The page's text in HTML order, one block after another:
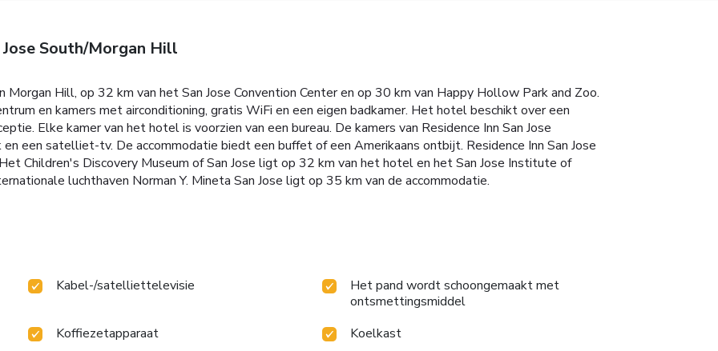
South/Morgan Hill
Morgan Hill, op 32 km van het San Jose Convention Center en op 30 km van Happy Hollow Park and Zoo.
en kamers met airconditioning, gratis WiFi en een eigen badkamer. Het hotel beschikt over een
Elke kamer van het hotel is voorzien van een bureau. De kamers van Residence Inn San Jose
een satelliet-tv. De accommodatie biedt een buffet of een Amerikaans ontbijt. Residence Inn San Jose
Children's Discovery Museum of San Jose ligt op 32 km van het hotel en het San Jose Institute of
luchthaven Norman Y. Mineta San Jose ligt op 35 km van de accommodatie.
Kabel-/satelliettelevisie
Het pand wordt schoongemaakt met
ontsmettingsmiddel
Koffiezetapparaat
Koelkast